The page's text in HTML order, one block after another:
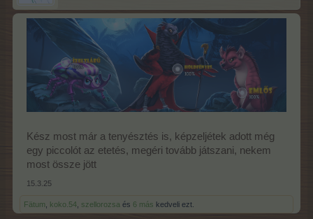
Kész most már a tenyésztés is, képzeljétek adott még
egy piccolót az etetés, megéri tovább játszani, nekem
most össze jött
15.3.25
Fätum koko.54 szellorozsa és 6 más kedveli ezt.